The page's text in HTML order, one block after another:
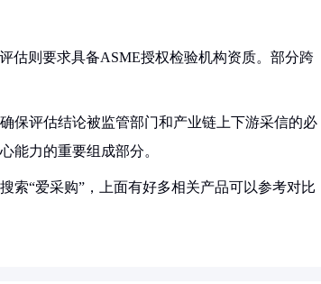
估则要求具备ASME授权检验机构资质。部分跨
保评估结论被监管部门和产业链上下游采信的必
能力的重要组成部分。
索“爱采购”，上面有好多相关产品可以参考对比